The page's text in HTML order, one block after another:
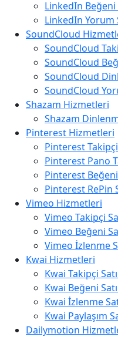
LinkedIn Beğeni
LinkedIn Yorum
SoundCloud
SoundCloud
SoundCloud
SoundCloud
SoundCloud
Shazam Hizmetleri
Shazam
Pinterest Hizmetleri
Pinterest Takipçi
Pinterest Pano
Pinterest Beğeni
Pinterest RePin
Vimeo Hizmetleri
Vimeo Takipçi
Vimeo Beğeni
Vimeo İzlenme
Kwai Hizmetleri
Kwai Takipçi
Kwai Beğeni
Kwai İzlenme
Kwai Paylaşım
Dailymotion